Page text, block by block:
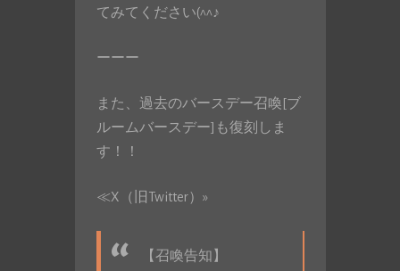
てみてください(^^♪
ーーー
また、過去のバースデー召喚[ブ
ルームバースデー]も復刻しま
す！！
≪X（旧Twitter）»
【召喚告知】